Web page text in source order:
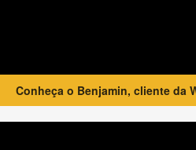
Conheça o Benjamin, cliente da